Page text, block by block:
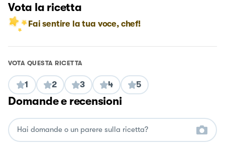
Vota la ricetta
Fai sentire la tua voce, chef!
VOTA QUESTA RICETTA
1 2 3 4 5
Domande e recensioni